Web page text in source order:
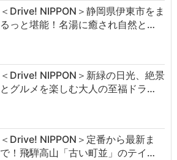
＜Drive! NIPPON＞静岡県伊東市をま
るっと堪能！名湯に癒され自然と…
＜Drive! NIPPON＞新緑の日光、絶景
とグルメを楽しむ大人の至福ドラ…
＜Drive! NIPPON＞定番から最新ま
で！飛騨高山「古い町並」のテイ…